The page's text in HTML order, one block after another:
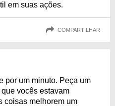
em suas ações.
COMPARTILHAR
por um minuto. Peça um
vocês estavam
coisas melhorem um